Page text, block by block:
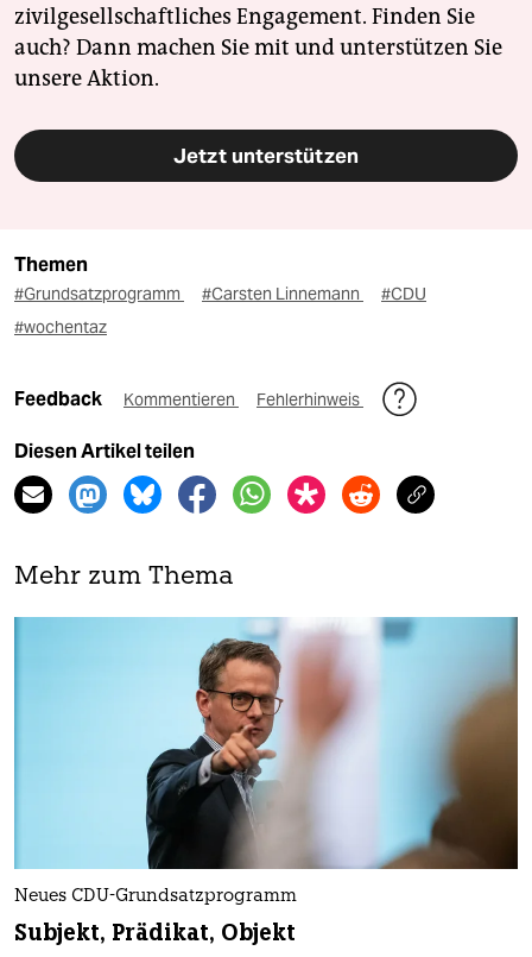
zivilgesellschaftliches Engagement. Finden Sie
auch? Dann machen Sie mit und unterstützen Sie
unsere Aktion.
Jetzt unterstützen
Themen
#Grundsatzprogramm #Carsten Linnemann
#CDU
#wochentaz
Feedback Kommentieren Fehlerhinweis
Diesen Artikel teilen
Mehr zum Thema
Neues CDU-Grundsatzprogramm
Subjekt, Prädikat, Objekt